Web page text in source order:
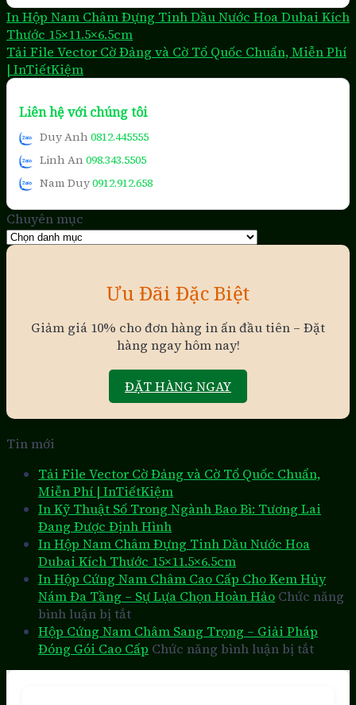
In Hộp Nam Châm Đựng Tinh Dầu Nước Hoa Dubai Kích
Thước 15×11.5×6.5cm
Tải File Vector Cờ Đảng và Cờ Tổ Quốc Chuẩn, Miễn Phí
| InTiếtKiệm
Liên hệ với chúng tôi
Duy Anh 0812.445555
Linh An 098.343.5505
Nam Duy0912.912.658
Chuyên mục
Chuyên
mục
Ưu Đãi Đặc Biệt
Giảm giá 10% cho đơn hàng in ấn đầu tiên – Đặt
hàng ngay hôm nay!
ĐẶT HÀNG NGAY
Tin mới
Tải File Vector Cờ Đảng và Cờ Tổ Quốc Chuẩn,
Miễn Phí | InTiếtKiệm
In Kỹ Thuật Số Trong Ngành Bao Bì: Tương Lai
Đang Được Định Hình
In Hộp Nam Châm Đựng Tinh Dầu Nước Hoa
Dubai Kích Thước 15×11.5×6.5cm
In Hộp Cứng Nam Châm Cao Cấp Cho Kem Hủy
Nám Đa Tầng – Sự Lựa Chọn Hoàn Hảo Chức năng
bình luận bị tắtở
In
Hộp
Hộp Cứng Nam Châm Sang Trọng – Giải Pháp
Đóng Gói Cao Cấp Chức năng bình luận bị tắtở